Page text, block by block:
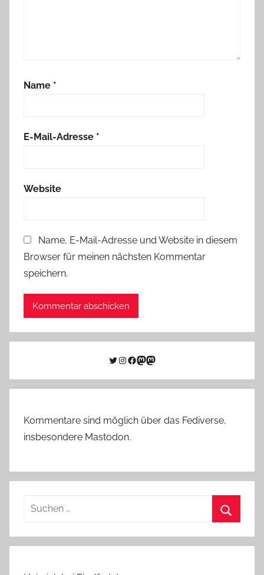
Name *
E-Mail-Adresse *
Website
Name, E-Mail-Adresse und Website in diesem
Browser für meinen nächsten Kommentar
speichern.
Twitter
Instagram
Facebook
Link zu Mastodon
Mastodon
Kommentare sind möglich über das Fediverse,
insbesondere Mastodon.
Suchen